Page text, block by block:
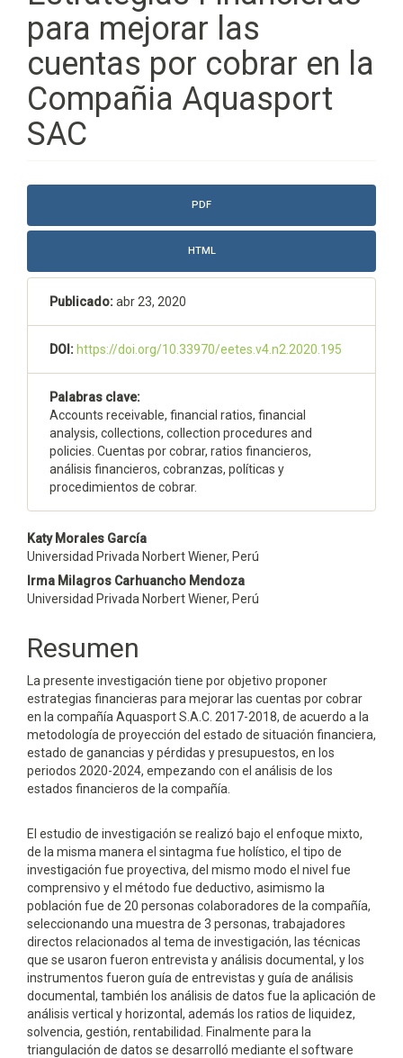
para mejorar las
cuentas por cobrar en la
Compañia Aquasport
SAC
Barra
lateral
artículo
PDF
HTML
Publicado:abr 23, 2020
DOI:https://doi.org/10.33970/eetes.v4.n2.2020.195
Palabras clave:
Accounts receivable, financial ratios, financial
analysis, collections, collection procedures and
policies. Cuentas por cobrar, ratios financieros,
análisis financieros, cobranzas, políticas y
procedimientos de cobrar.
Contenido
principal
del
artículo
Katy Morales García
Universidad Privada Norbert Wiener, Perú
Irma Milagros Carhuancho Mendoza
Universidad Privada Norbert Wiener, Perú
Resumen
La presente investigación tiene por objetivo proponer
estrategias financieras para mejorar las cuentas por cobrar
en la compañía Aquasport S.A.C. 2017-2018, de acuerdo a la
metodología de proyección del estado de situación financiera,
estado de ganancias y pérdidas y presupuestos, en los
periodos 2020-2024, empezando con el análisis de los
estados financieros de la compañía.
El estudio de investigación se realizó bajo el enfoque mixto,
de la misma manera el sintagma fue holístico, el tipo de
investigación fue proyectiva, del mismo modo el nivel fue
comprensivo y el método fue deductivo, asimismo la
población fue de 20 personas colaboradores de la compañía,
seleccionando una muestra de 3 personas, trabajadores
directos relacionados al tema de investigación, las técnicas
que se usaron fueron entrevista y análisis documental, y los
instrumentos fueron guía de entrevistas y guía de análisis
documental, también los análisis de datos fue la aplicación de
análisis vertical y horizontal, además los ratios de liquidez,
solvencia, gestión, rentabilidad. Finalmente para la
triangulación de datos se desarrolló mediante el software